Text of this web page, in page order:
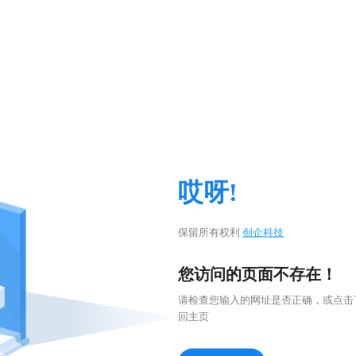
哎呀!
保留所有权利 创企科技
您访问的页面不存在！
请检查您输入的网址是否正确，或点
回主页